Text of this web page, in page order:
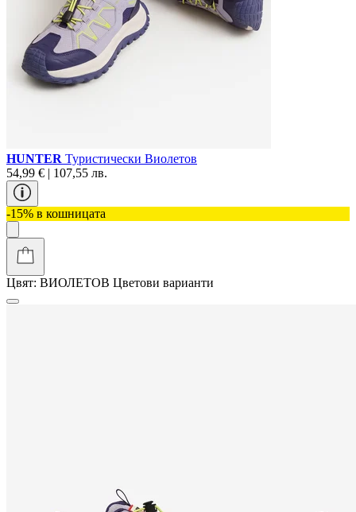
HUNTER Туристически Виолетов
54,99 € | 107,55 лв.
-15% в кошницата
Цвят: ВИОЛЕТОВ Цветови варианти